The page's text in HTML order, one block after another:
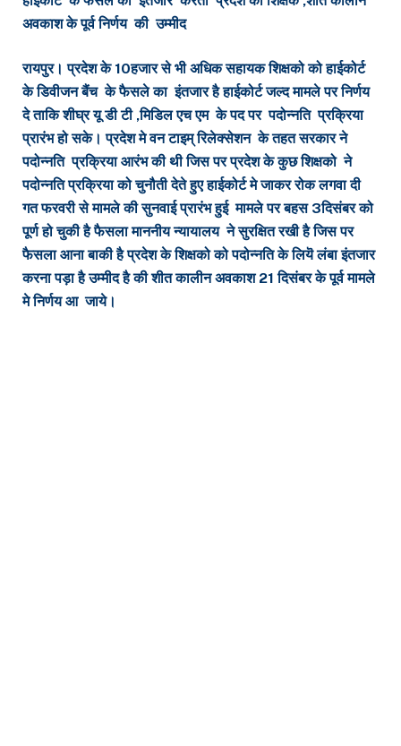
अवकाश के पूर्व निर्णय की उम्मीद
रायपुर। प्रदेश के 10हजार से भी अधिक सहायक शिक्षको को हाईकोर्ट
के डिवीजन बैंच के फैसले का इंतजार है हाईकोर्ट जल्द मामले पर निर्णय
दे ताकि शीघ्र यू डी टी ,मिडिल एच एम के पद पर पदोन्नति प्रक्रिया
प्रारंभ हो सके। प्रदेश मे वन टाइम् रिलेक्सेशन के तहत सरकार ने
पदोन्नति प्रक्रिया आरंभ की थी जिस पर प्रदेश के कुछ शिक्षको ने
पदोन्नति प्रक्रिया को चुनौती देते हुए हाईकोर्ट मे जाकर रोक लगवा दी
गत फरवरी से मामले की सुनवाई प्रारंभ हुई मामले पर बहस 3दिसंबर को
पूर्ण हो चुकी है फैसला माननीय न्यायालय ने सुरक्षित रखी है जिस पर
फैसला आना बाकी है प्रदेश के शिक्षको को पदोन्नति के लियॆ लंबा इंतजार
करना पड़ा है उम्मीद है की शीत कालीन अवकाश 21 दिसंबर के पूर्व मामले
मे निर्णय आ जाये।